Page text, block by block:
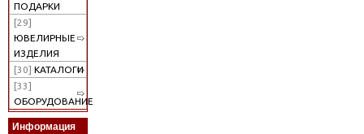
ПОДАРКИ
[29]
ЮВЕЛИРНЫЕ
ИЗДЕЛИЯ
[30] КАТАЛОГИ
[33]
ОБОРУДОВАНИЕ
Информация